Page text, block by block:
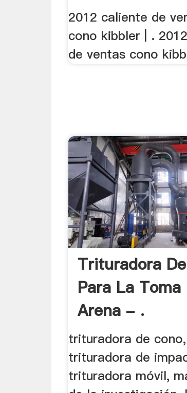
2012 caliente de
cono kibbler | .
de ventas cono
Trituradora
Para La Toma
Arena - .
trituradora de cono,
trituradora de
trituradora móvil,